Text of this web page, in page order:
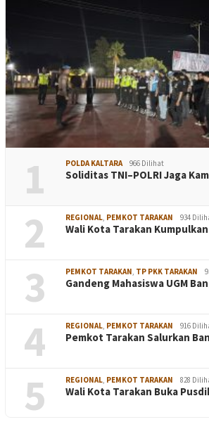
1 POLDA KALTARA 966 Dilihat
Soliditas TNI–POLRI Jaga
2 REGIONAL, PEMKOT TARAKAN 934
Wali Kota Tarakan
3 PEMKOT TARAKAN, TP PKK TARAKAN
Gandeng Mahasiswa UGM
4 REGIONAL, PEMKOT TARAKAN 916
Pemkot Tarakan Salurkan
5 REGIONAL, PEMKOT TARAKAN 828
Wali Kota Tarakan Buka